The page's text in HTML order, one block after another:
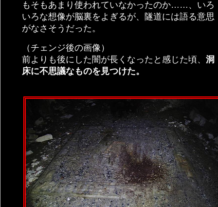
もそもあまり使われていなかったのか……、いろ
いろな想像が脳裏をよぎるが、隧道には語る意思
がなさそうだった。
（チェンジ後の画像）
前よりも後にした闇が長くなったと感じた頃、 洞
床に不思議なものを見つけた。